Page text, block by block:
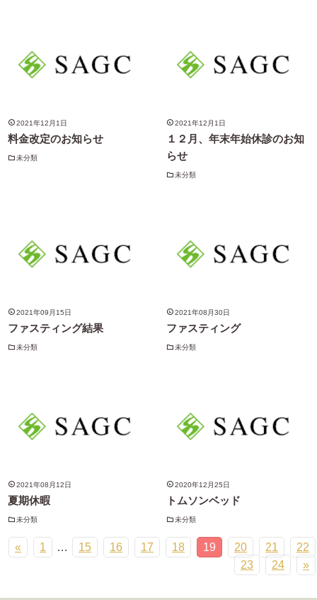
2021年12月1日
料金改定のお知らせ
未分類
2021年12月1日
１２月、年末年始休診のお知
らせ
未分類
2021年09月15日
ファスティング結果
未分類
2021年08月30日
ファスティング
未分類
2021年08月12日
夏期休暇
未分類
2020年12月25日
トムソンベッド
未分類
« 1 … 15 16 17 18 19 20 21
22
23
24 »